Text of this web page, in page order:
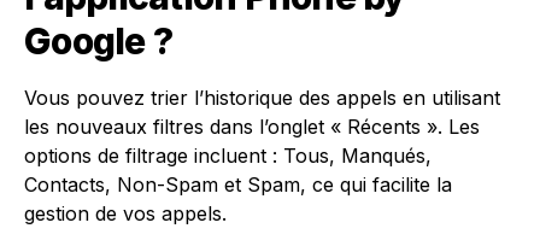
Google ?
Vous pouvez trier l’historique des appels en utilisant
les nouveaux filtres dans l’onglet « Récents ». Les
options de filtrage incluent : Tous, Manqués,
Contacts, Non-Spam et Spam, ce qui facilite la
gestion de vos appels.